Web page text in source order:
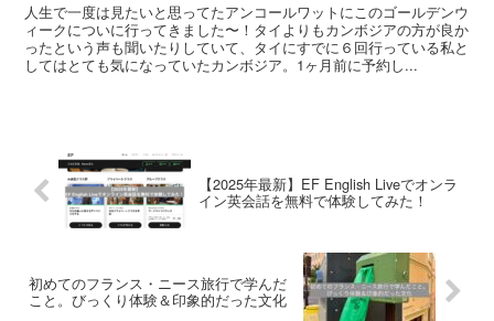
人生で一度は見たいと思ってたアンコールワットにこのゴールデンウ
ィークについに行ってきました〜！タイよりもカンボジアの方が良か
ったという声も聞いたりしていて、タイにすでに６回行っている私と
してはとても気になっていたカンボジア。1ヶ月前に予約し...
【2025年最新】EF English Liveでオンラ
イン英会話を無料で体験してみた！
初めてのフランス・ニース旅行で学んだ
こと。びっくり体験＆印象的だった文化